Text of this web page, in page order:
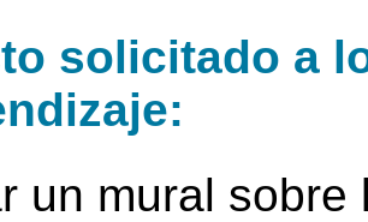
solicitado a
un mural sobre